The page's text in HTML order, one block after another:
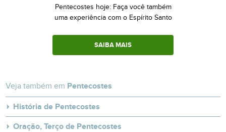
Pentecostes hoje: Faça você também
uma experiência com o Espírito Santo
SAIBA MAIS
Veja também em Pentecostes
História de Pentecostes
Oração, Terço de Pentecostes